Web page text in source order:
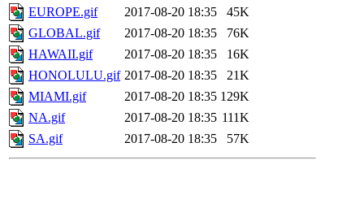
EUROPE.gif
2017-08-20 18:35
45K
GLOBAL.gif
2017-08-20 18:35
76K
HAWAII.gif
2017-08-20 18:35
16K
HONOLULU.gif 2017-08-20 18:35
21K
MIAMI.gif
2017-08-20 18:35 129K
NA.gif
2017-08-20 18:35 111K
SA.gif
2017-08-20 18:35 57K